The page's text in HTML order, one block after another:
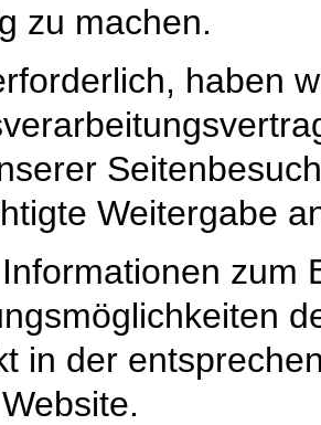
zu machen.
haben
Weitergabe
zum
in der